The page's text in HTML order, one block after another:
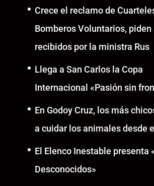
Crece el reclamo de
Bomberos Voluntarios, piden
recibidos por la ministra Rus
Llega a San Carlos la Copa
Internacional «Pasión sin
En Godoy Cruz, los más
a cuidar los animales desde
El Elenco Inestable presenta
Desconocidos»